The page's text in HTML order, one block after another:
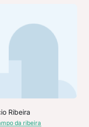
Ribeira
da ribeira